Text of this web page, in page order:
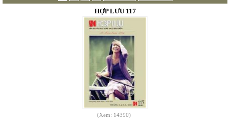
HỢP LƯU 117
(Xem: 14390)